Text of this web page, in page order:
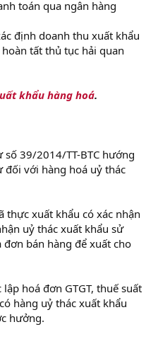
toán qua ngân hàng
định doanh thu xuất khẩu
tất thủ tục hải quan
khẩu hàng hoá.
số 39/2014/TT-BTC hướng
đối với hàng hoá uỷ thác
thực xuất khẩu có xác nhận
uỷ thác xuất khẩu sử
đơn bán hàng để xuất cho
hoá đơn GTGT, thuế suất
hàng uỷ thác xuất khẩu
hưởng.